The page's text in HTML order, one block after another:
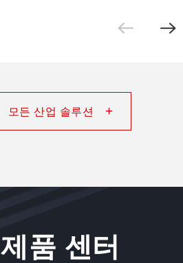
모든 산업 솔루션 +
제품 센터